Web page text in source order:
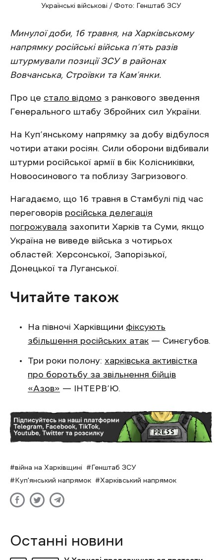
Українські військові / Фото: Генштаб ЗСУ
Минулої доби, 16 травня, на Харківському
напрямку російські війська п’ять разів
штурмували позиції ЗСУ в районах
Вовчанська, Строївки та Кам’янки.
Про це стало відомо з ранкового зведення
Генерального штабу Збройних сил України.
На Куп’янському напрямку за добу відбулося
чотири атаки росіян. Сили оборони відбивали
штурми російської армії в бік Колісниківки,
Новоосинового та поблизу Загризового.
Нагадаємо, що 16 травня в Стамбулі під час
переговорів російська делегація
погрожувала захопити Харків та Суми, якщо
Україна не виведе війська з чотирьох
областей: Херсонської, Запорізької,
Донецької та Луганської.
Читайте також
На півночі Харківщини фіксують
збільшення російських атак — Синєгубов.
Три роки полону: харківська активістка
про боротьбу за звільнення бійців
«Азов» — ІНТЕРВ’Ю.
війна на Харківщині
Генштаб ЗСУ
Куп'янський напрямок
Харківський напрямок
Останні новини